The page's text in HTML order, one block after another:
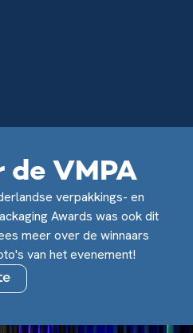
de VMPA
verpakkings- en
Awards was ook dit
meer over de winnaars
van het evenement!